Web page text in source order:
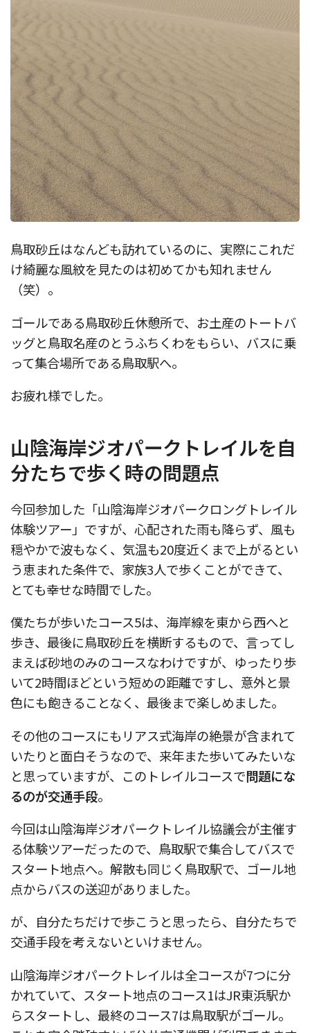
鳥取砂丘はなんども訪れているのに、実際にこれだ
け綺麗な風紋を見たのは初めてかも知れません
（笑）。
ゴールである鳥取砂丘休憩所で、お土産のトートバ
ッグと鳥取名産のとうふちくわをもらい、バスに乗
って集合場所である鳥取駅へ。
お疲れ様でした。
山陰海岸ジオパークトレイルを自
分たちで歩く時の問題点
今回参加した「山陰海岸ジオパークロングトレイル
体験ツアー」ですが、心配された雨も降らず、風も
穏やかで波もなく、気温も20度近くまで上がるとい
う恵まれた条件で、家族3人で歩くことができて、
とても幸せな時間でした。
僕たちが歩いたコース5は、海岸線を東から西へと
歩き、最後に鳥取砂丘を横断するもので、言ってし
まえば砂地のみのコースなわけですが、ゆったり歩
いて2時間ほどという短めの距離ですし、意外と景
色にも飽きることなく、最後まで楽しめました。
その他のコースにもリアス式海岸の絶景が含まれて
いたりと面白そうなので、来年また歩いてみたいな
と思っていますが、このトレイルコースで問題にな
るのが交通手段。
今回は山陰海岸ジオパークトレイル協議会が主催す
る体験ツアーだったので、鳥取駅で集合してバスで
スタート地点へ。解散も同じく鳥取駅で、ゴール地
点からバスの送迎がありました。
が、自分たちだけで歩こうと思ったら、自分たちで
交通手段を考えないといけません。
山陰海岸ジオパークトレイルは全コースが7つに分
かれていて、スタート地点のコース1はJR東浜駅か
らスタートし、最終のコース7は鳥取駅がゴール。